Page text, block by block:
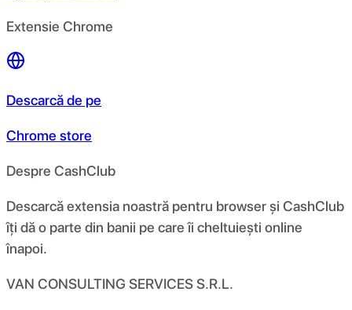
Extensie Chrome
Descarcă de pe
Chrome store
Despre CashClub
Descarcă extensia noastră pentru browser și CashClub
îți dă o parte din banii pe care îi cheltuiești online
înapoi.
VAN CONSULTING SERVICES S.R.L.